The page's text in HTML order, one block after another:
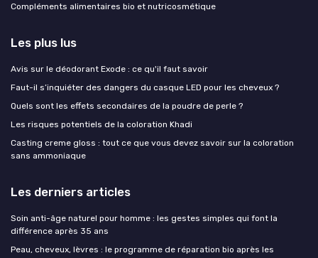
Compléments alimentaires bio et nutricosmétique
Les plus lus
Avis sur le déodorant Exode : ce qu'il faut savoir
Faut-il s’inquiéter des dangers du casque LED pour les cheveux ?
Quels sont les effets secondaires de la poudre de perle ?
Les risques potentiels de la coloration Khadi
Casting creme gloss : tout ce que vous devez savoir sur la coloration
sans ammoniaque
Les derniers articles
Soin anti-âge naturel pour homme : les gestes simples qui font la
différence après 35 ans
Peau, cheveux, lèvres : le programme de réparation bio après les